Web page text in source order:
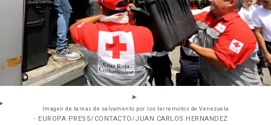
Imagen de tareas de salvamento por los terremotos de Venezuela
- EUROPA PRESS/CONTACTO/JUAN CARLOS HERNANDEZ